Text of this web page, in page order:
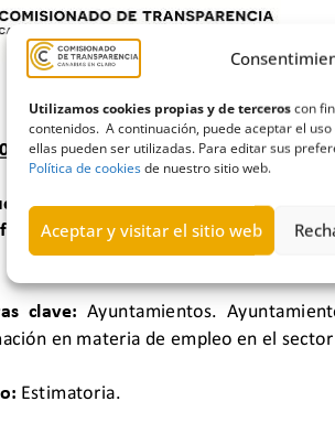
Utilizamos cookies propias y de terceroscon
contenidos. A continuación, puede aceptar el
ellas pueden ser utilizadas. Para editar sus
Política de cookiesde nuestro sitio web.
Aceptar y visitar el sitio web